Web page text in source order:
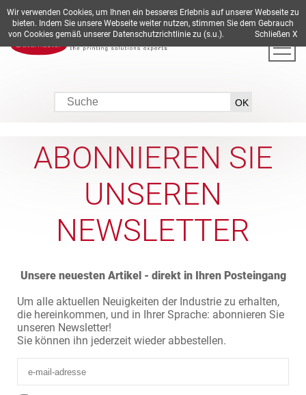
DE EN ES FR IT
ABONNIEREN SIE
UNSEREN
NEWSLETTER
Unsere neuesten Artikel - direkt in Ihren Posteingang
Um alle aktuellen Neuigkeiten der Industrie zu erhalten,
die hereinkommen, und in Ihrer Sprache: abonnieren Sie
unseren Newsletter!
Sie können ihn jederzeit wieder abbestellen.
Wir verwenden Cookies, um Ihnen ein besseres Erlebnis auf unserer Webseite zu
bieten. Indem Sie unsere Webseite weiter nutzen, stimmen Sie dem Gebrauch
von Cookies gemäß unserer Datenschutzrichtlinie zu (s.u.). Schließen X